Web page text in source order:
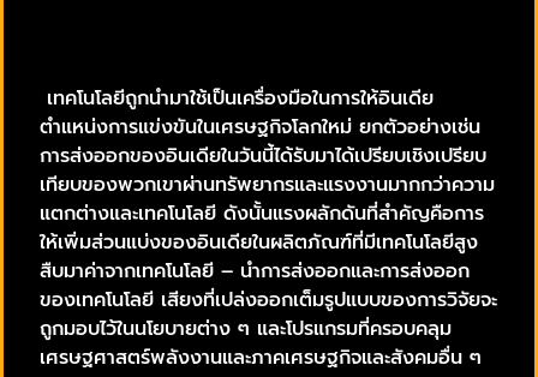
เทคโนโลยีถูกนำมาใช้เป็นเครื่องมือในการให้อินเดีย
ตำแหน่งการแข่งขันในเศรษฐกิจโลกใหม่ ยกตัวอย่างเช่น
การส่งออกของอินเดียในวันนี้ได้รับมาได้เปรียบเชิงเปรียบ
เทียบของพวกเขาผ่านทรัพยากรและแรงงานมากกว่าความ
แตกต่างและเทคโนโลยี ดังนั้นแรงผลักดันที่สำคัญคือการ
ให้เพิ่มส่วนแบ่งของอินเดียในผลิตภัณฑ์ที่มีเทคโนโลยีสูง
สืบมาค่าจากเทคโนโลยี – นำการส่งออกและการส่งออก
ของเทคโนโลยี เสียงที่เปล่งออกเต็มรูปแบบของการวิจัยจะ
ถูกมอบไว้ในนโยบายต่าง ๆ และโปรแกรมที่ครอบคลุม
เศรษฐศาสตร์พลังงานและภาคเศรษฐกิจและสังคมอื่น ๆ